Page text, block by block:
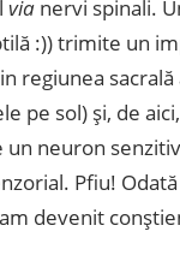
via nervi spinali.
:)) trimite un
regiunea
pe sol) şi, de
neuron
Pfiu!
devenit